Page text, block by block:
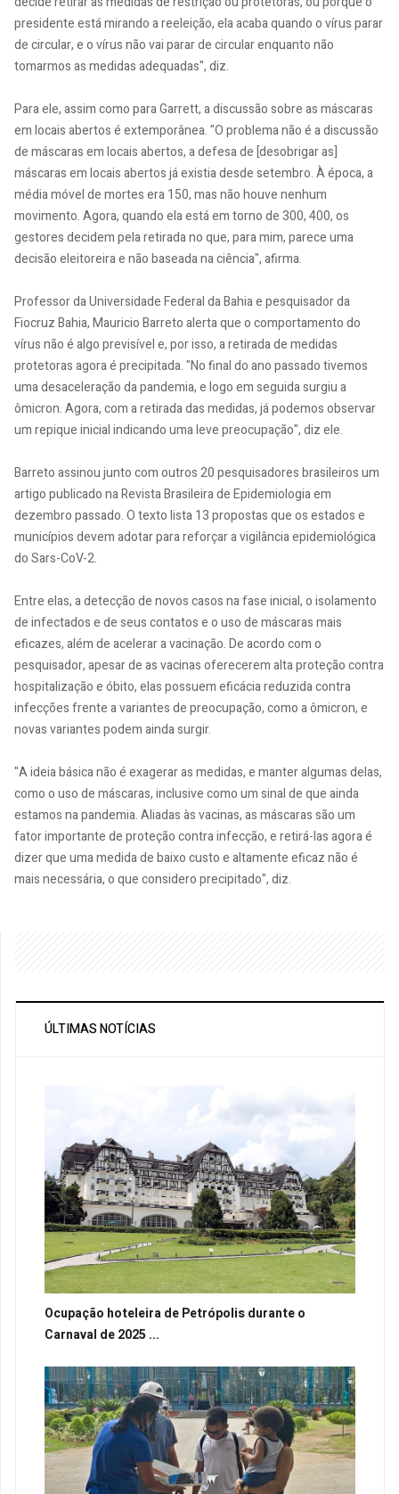
presidente está mirando a reeleição, ela acaba quando o vírus parar
de circular, e o vírus não vai parar de circular enquanto não
tomarmos as medidas adequadas", diz.
Para ele, assim como para Garrett, a discussão sobre as máscaras
em locais abertos é extemporânea. "O problema não é a discussão
de máscaras em locais abertos, a defesa de [desobrigar as]
máscaras em locais abertos já existia desde setembro. À época, a
média móvel de mortes era 150, mas não houve nenhum
movimento. Agora, quando ela está em torno de 300, 400, os
gestores decidem pela retirada no que, para mim, parece uma
decisão eleitoreira e não baseada na ciência", afirma.
Professor da Universidade Federal da Bahia e pesquisador da
Fiocruz Bahia, Mauricio Barreto alerta que o comportamento do
vírus não é algo previsível e, por isso, a retirada de medidas
protetoras agora é precipitada. "No final do ano passado tivemos
uma desaceleração da pandemia, e logo em seguida surgiu a
ômicron. Agora, com a retirada das medidas, já podemos observar
um repique inicial indicando uma leve preocupação", diz ele.
Barreto assinou junto com outros 20 pesquisadores brasileiros um
artigo publicado na Revista Brasileira de Epidemiologia em
dezembro passado. O texto lista 13 propostas que os estados e
municípios devem adotar para reforçar a vigilância epidemiológica
do Sars-CoV-2.
Entre elas, a detecção de novos casos na fase inicial, o isolamento
de infectados e de seus contatos e o uso de máscaras mais
eficazes, além de acelerar a vacinação. De acordo com o
pesquisador, apesar de as vacinas oferecerem alta proteção contra
hospitalização e óbito, elas possuem eficácia reduzida contra
infecções frente a variantes de preocupação, como a ômicron, e
novas variantes podem ainda surgir.
"A ideia básica não é exagerar as medidas, e manter algumas delas,
como o uso de máscaras, inclusive como um sinal de que ainda
estamos na pandemia. Aliadas às vacinas, as máscaras são um
fator importante de proteção contra infecção, e retirá-las agora é
dizer que uma medida de baixo custo e altamente eficaz não é
mais necessária, o que considero precipitado", diz.
ÚLTIMAS NOTÍCIAS
Ocupação hoteleira de Petrópolis durante o
Carnaval de 2025 ...